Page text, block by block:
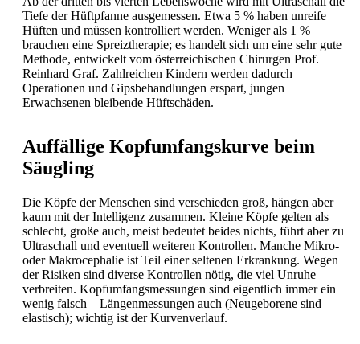
Tiefe der Hüftpfanne ausgemessen. Etwa 5 % haben unreife
Hüften und müssen kontrolliert werden. Weniger als 1 %
brauchen eine Spreiztherapie; es handelt sich um eine sehr gute
Methode, entwickelt vom österreichischen Chirurgen Prof.
Reinhard Graf. Zahlreichen Kindern werden dadurch
Operationen und Gipsbehandlungen erspart, jungen
Erwachsenen bleibende Hüftschäden.
Auffällige Kopfumfangskurve beim
Säugling
Die Köpfe der Menschen sind verschieden groß, hängen aber
kaum mit der Intelligenz zusammen. Kleine Köpfe gelten als
schlecht, große auch, meist bedeutet beides nichts, führt aber zu
Ultraschall und eventuell weiteren Kontrollen. Manche Mikro-
oder Makrocephalie ist Teil einer seltenen Erkrankung. Wegen
der Risiken sind diverse Kontrollen nötig, die viel Unruhe
verbreiten. Kopfumfangsmessungen sind eigentlich immer ein
wenig falsch – Längenmessungen auch (Neugeborene sind
elastisch); wichtig ist der Kurvenverlauf.